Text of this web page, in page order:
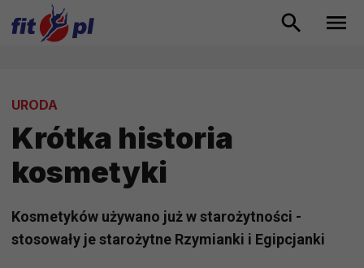
URODA
Krótka historia
kosmetyki
Kosmetyków używano już w starożytności -
stosowały je starożytne Rzymianki i Egipcjanki